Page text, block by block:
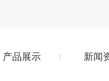
产品展示 新闻